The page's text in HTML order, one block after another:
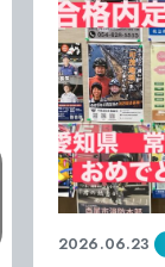
2026.06.23